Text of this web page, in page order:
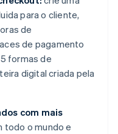
para o cliente,
de
de pagamento
formas de
digital criada pela
com mais
todo o mundo e